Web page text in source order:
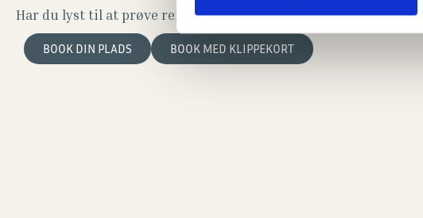
Har du lyst til at prøve reformer? Så kom og vær med – vi
BOOK DIN PLADS BOOK MED KLIPPEKORT